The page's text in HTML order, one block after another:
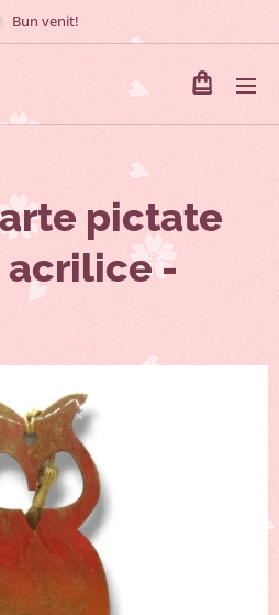
Bun venit!
pictate
acrilice -